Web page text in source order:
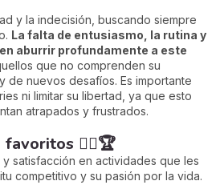
y la indecisión, buscando siempre
La falta de entusiasmo, la rutina y
aburrir profundamente a este
que no comprenden su
de nuevos desafíos. Es importante
ni limitar su libertad, ya que esto
atrapados y frustrados.
🏃‍♀️🏆
satisfacción en actividades que les
competitivo y su pasión por la vida.